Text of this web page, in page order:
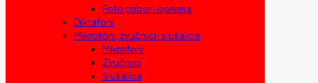
Foto pribor i oprema
Diktafoni
Mikrofoni, zvučnici i slušalice
Mikrofoni
Zvučnici
Slušalice